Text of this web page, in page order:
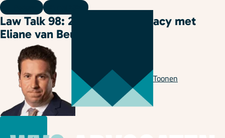
Law Talk 98: 2e spoor en privacy met
Eliane van Beukering
Geschreven door Leon Toonen